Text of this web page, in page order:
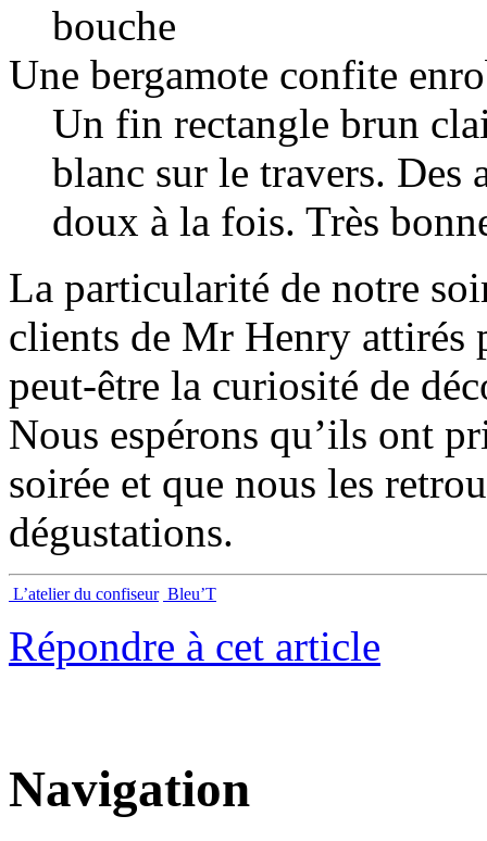
bouche
Une bergamote confite
Un fin rectangle brun
blanc sur le travers. Des
doux à la fois. Très
La particularité de notre
clients de Mr Henry attirés
peut-être la curiosité de
Nous espérons qu’ils ont
soirée et que nous les
dégustations.
L’atelier du confiseur Bleu’T
Répondre à cet article
Navigation